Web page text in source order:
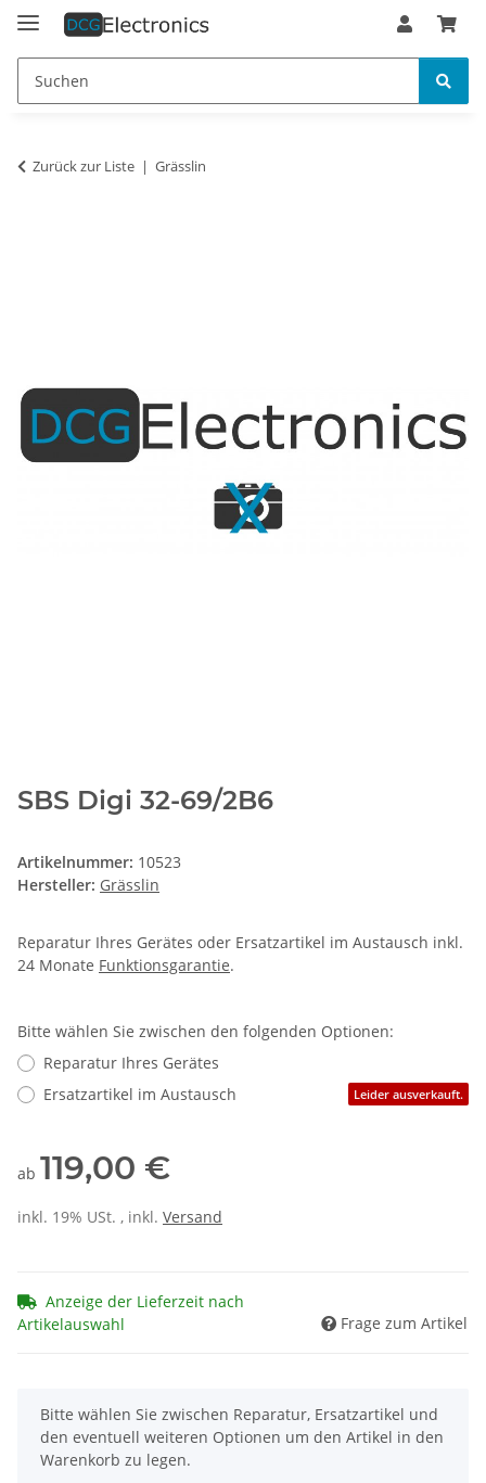
Zurück zur Liste Grässlin
SBS Digi 32-69/2B6
Artikelnummer: 10523
Hersteller: Grässlin
Reparatur Ihres Gerätes oder Ersatzartikel im Austausch inkl.
24 Monate Funktionsgarantie.
Bitte wählen Sie zwischen den folgenden Optionen:
Reparatur Ihres Gerätes
Ersatzartikel im Austausch
Leider ausverkauft.
ab 119,00 €
inkl. 19% USt. , inkl. Versand
Anzeige der Lieferzeit nach
Artikelauswahl
Frage zum Artikel
x
Bitte wählen Sie zwischen Reparatur, Ersatzartikel und
den eventuell weiteren Optionen um den Artikel in den
Warenkorb zu legen.